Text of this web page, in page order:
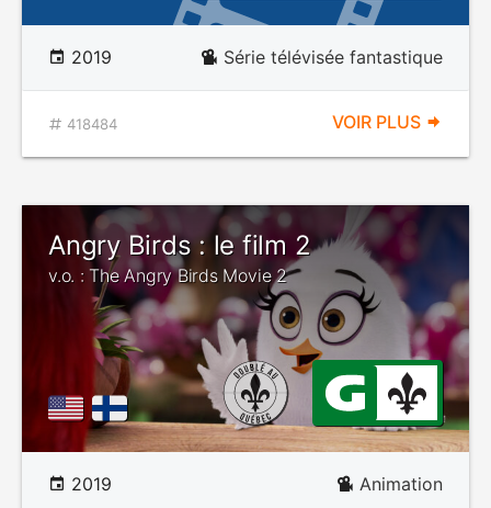
2019 Série télévisée fantastique
418484 VOIR PLUS
Angry Birds : le film 2
v.o. : The Angry Birds Movie 2
2019 Animation